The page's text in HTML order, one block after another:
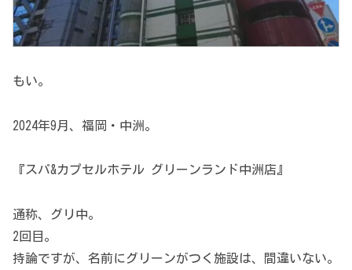
もい。
2024年9月、福岡・中洲。
『スパ&カプセルホテル グリーンランド中洲店』
通称、グリ中。
2回目。
持論ですが、名前にグリーンがつく施設は、間違いない。